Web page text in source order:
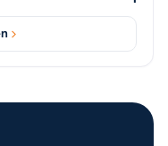
gehören unter
mit
besteht im